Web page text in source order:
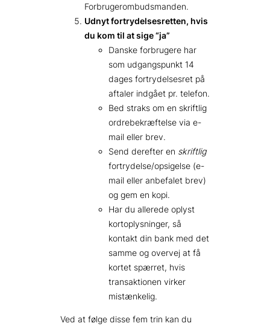
Forbrugerombudsmanden.
Udnyt fortrydelsesretten, hvis
du kom til at sige “ja”
Danske forbrugere har
som udgangspunkt 14
dages fortrydelsesret på
aftaler indgået pr. telefon.
Bed straks om en skriftlig
ordrebekræftelse via e-
mail eller brev.
Send derefter en skriftlig
fortrydelse/opsigelse (e-
mail eller anbefalet brev)
og gem en kopi.
Har du allerede oplyst
kortoplysninger, så
kontakt din bank med det
samme og overvej at få
kortet spærret, hvis
transaktionen virker
mistænkelig.
Ved at følge disse fem trin kan du